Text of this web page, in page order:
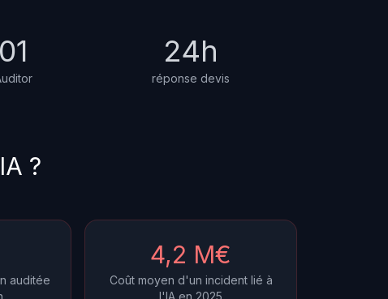
24h
réponse devis
?
auditée
4,2 M€
Coût moyen d'un incident lié à
l'IA en 2025